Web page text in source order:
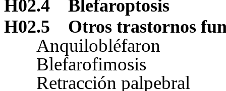
H02.4
Blefaroptosis
H02.5
Otros trastornos
Anquilobléfaron
Blefarofimosis
Retracción palpebral